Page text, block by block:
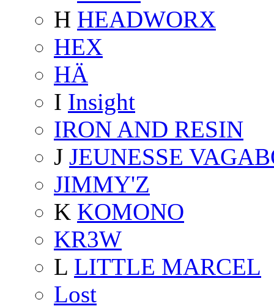
H HEADWORX
HEX
HÄ
I Insight
IRON AND RESIN
J JEUNESSE
JIMMY'Z
K KOMONO
KR3W
L LITTLE MARCEL
Lost